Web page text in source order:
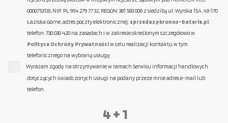
0000753133, NIP: PL 954 279 77 32, REGON: 381 583 006 z siedzibą ul. Wyrska 15A, 43-170
Łaziska Górne, adres poczty elektronicznej: sprzedaz@kronos-baterie.pl
telefon: 730 030 420 na zasadach i w zakresie określonym szczegółowo w
Polityce Ochrony Prywatnościw celu realizacji kontaktu w tym
telefonicznego na wybraną usługę.
Wyrażam zgodę na otrzymywanie w ramach Serwisu informacji handlowych
dotyczących świadczonych usługi na podany przeze mnie adres e-mail lub
telefon.
4 + 1